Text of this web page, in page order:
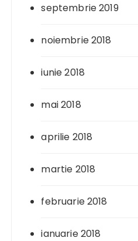
septembrie 2019
noiembrie 2018
iunie 2018
mai 2018
aprilie 2018
martie 2018
februarie 2018
ianuarie 2018